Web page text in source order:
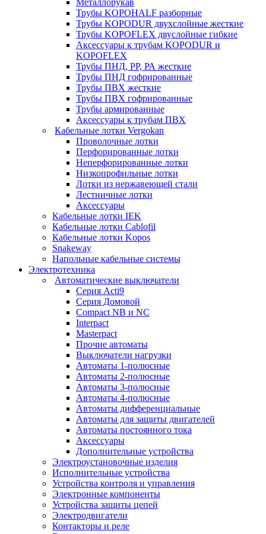
Трубы KOPOHALF разборные
Трубы KOPODUR двухслойные жесткие
Трубы KOPOFLEX двуслойные гибкие
Аксессуары к трубам KOPODUR и
KOPOFLEX
Трубы ПНД, РР, РА жесткие
Трубы ПНД гофрированные
Трубы ПВХ жесткие
Трубы ПВХ гофрированные
Трубы армированные
Аксессуары к трубам ПВХ
Кабельные лотки Vergokan
Проволочные лотки
Перфорированные лотки
Неперфорированные лотки
Низкопрофильные лотки
Лотки из нержавеющей стали
Лестничные лотки
Аксессуары
Кабельные лотки IEK
Кабельные лотки Cablofil
Кабельные лотки Kopos
Snakeway
Напольные кабельные системы
Электротехника
Автоматические выключатели
Серия Acti9
Серия Домовой
Compact NB и NC
Interpact
Masterpact
Прочие автоматы
Выключатели нагрузки
Автоматы 1-полюсные
Автоматы 2-полюсные
Автоматы 3-полюсные
Автоматы 4-полюсные
Автоматы дифференциальные
Автоматы для защиты двигателей
Автоматы постоянного тока
Аксессуары
Дополнительные устройства
Электроустановочные изделия
Исполнительные устройства
Устройства контроля и управления
Электронные компоненты
Устройства защиты цепей
Электродвигатели
Контакторы и реле